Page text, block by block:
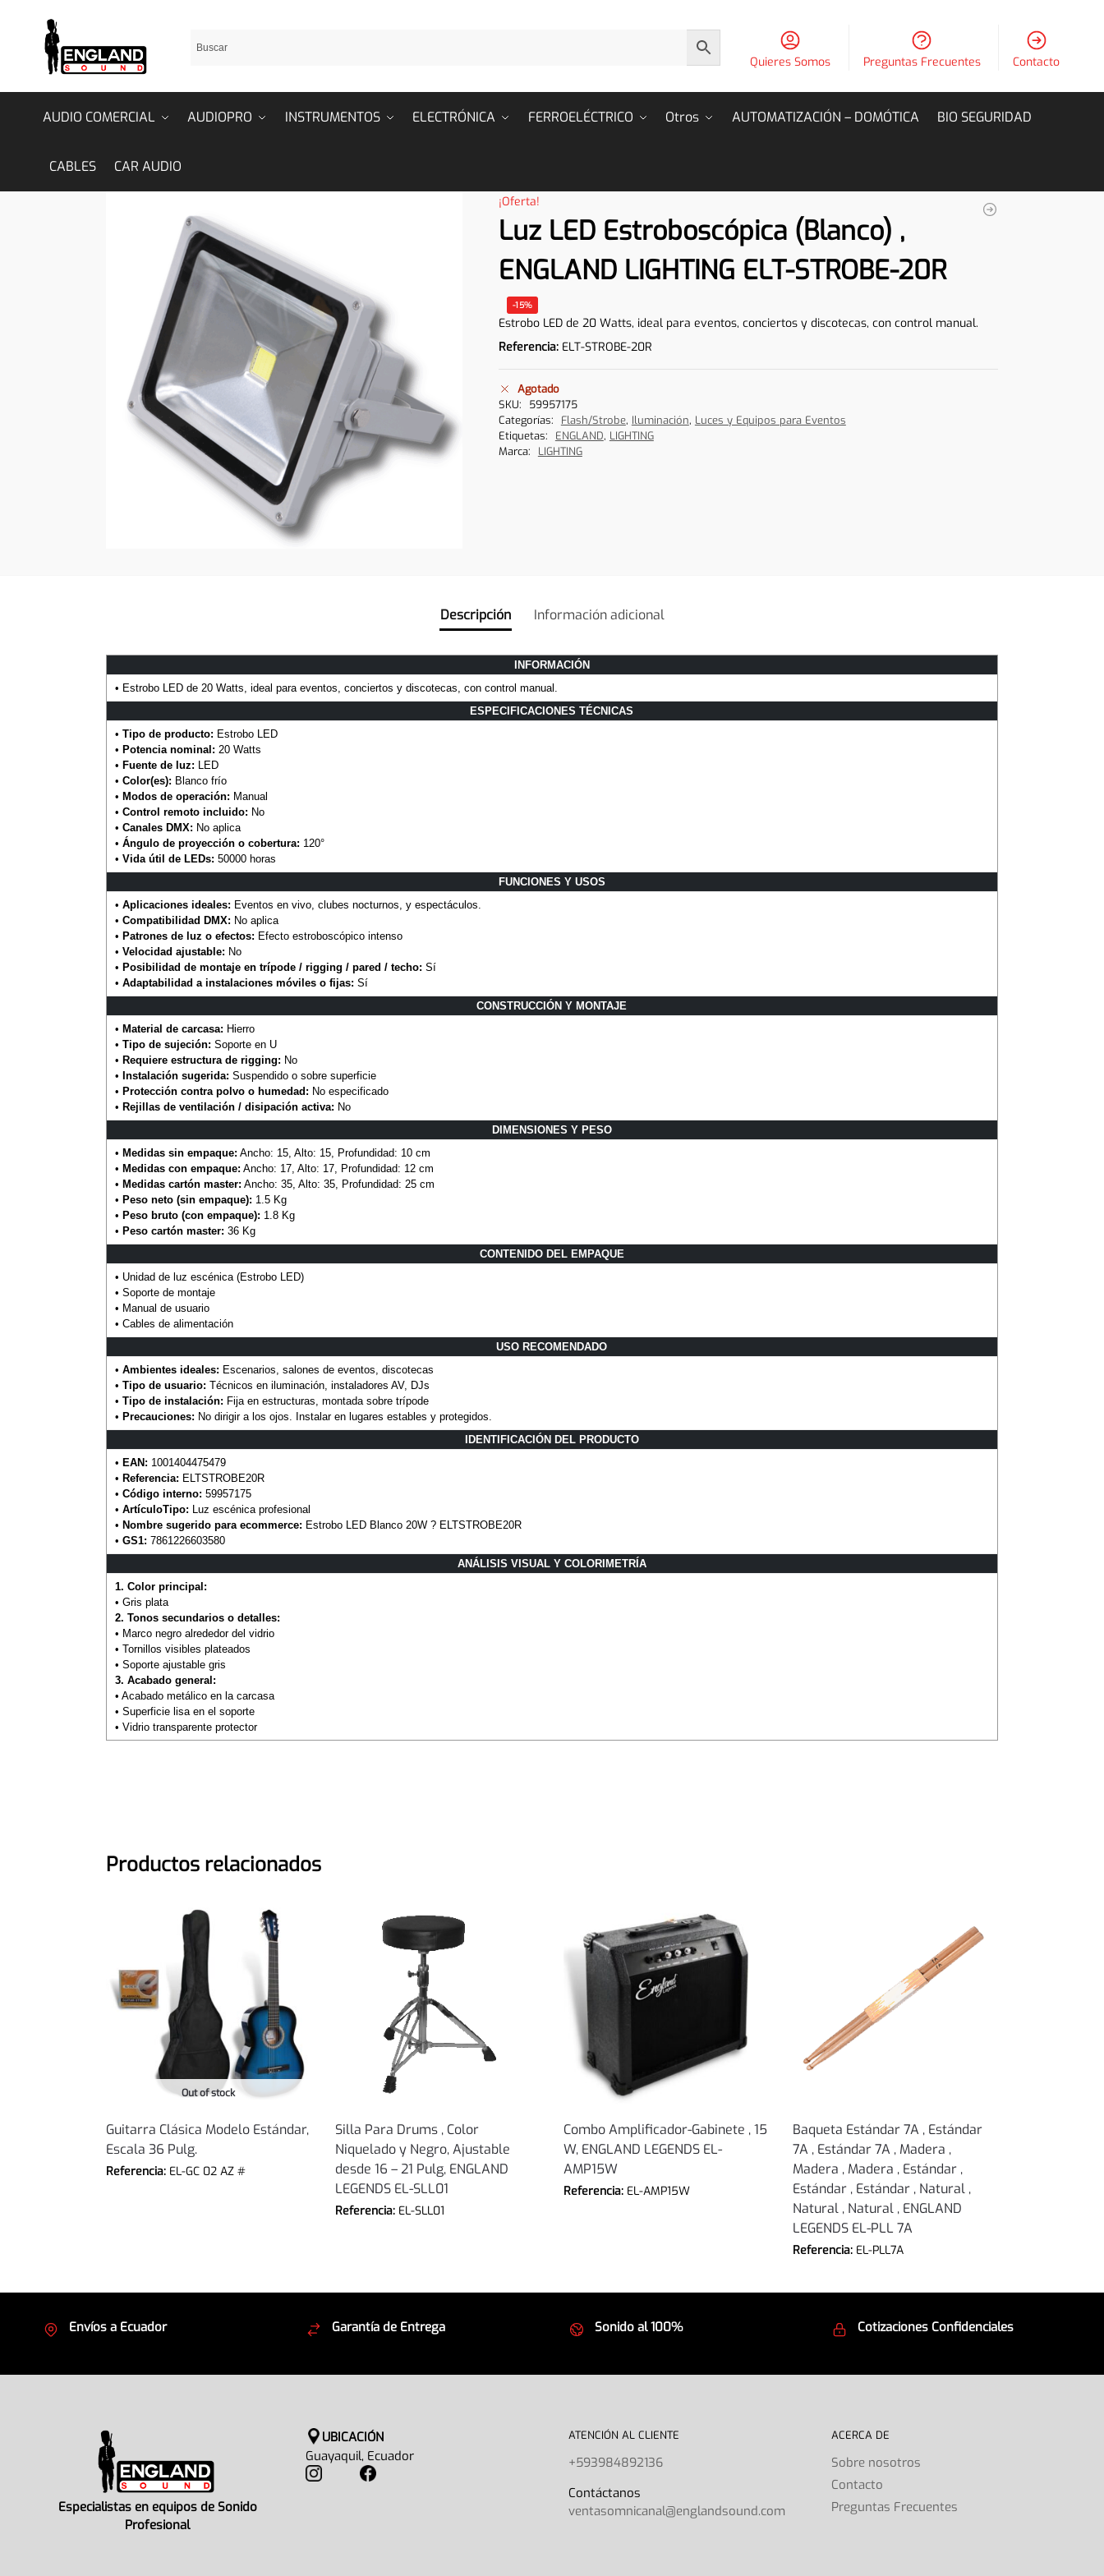
Quieres Somos Preguntas Frecuentes Contacto
AUDIO COMERCIAL AUDIOPRO INSTRUMENTOS ELECTRÓNICA FERROELÉCTRICO Otros AUTOMATIZACIÓN – DOMÓTICA BIO SEGURIDAD
CABLES CAR AUDIO
¡Oferta!
Luz LED Estroboscópica (Blanco) ,
ENGLAND LIGHTING ELT-STROBE-20R
-15%
Estrobo LED de 20 Watts, ideal para eventos, conciertos y discotecas, con control manual.
Referencia: ELT-STROBE-20R
Agotado
SKU:
59957175
Categorías:
Flash/Strobe, Iluminación, Luces y Equipos para Eventos
Etiquetas:
ENGLAND, LIGHTING
Marca:
LIGHTING
Descripción Información adicional
INFORMACIÓN
• Estrobo LED de 20 Watts, ideal para eventos, conciertos y discotecas, con control manual.
ESPECIFICACIONES TÉCNICAS
• Tipo de producto: Estrobo LED
• Potencia nominal: 20 Watts
• Fuente de luz: LED
• Color(es): Blanco frío
• Modos de operación: Manual
• Control remoto incluido: No
• Canales DMX: No aplica
• Ángulo de proyección o cobertura: 120°
• Vida útil de LEDs: 50000 horas
FUNCIONES Y USOS
• Aplicaciones ideales: Eventos en vivo, clubes nocturnos, y espectáculos.
• Compatibilidad DMX: No aplica
• Patrones de luz o efectos: Efecto estroboscópico intenso
• Velocidad ajustable: No
• Posibilidad de montaje en trípode / rigging / pared / techo: Sí
• Adaptabilidad a instalaciones móviles o fijas: Sí
CONSTRUCCIÓN Y MONTAJE
• Material de carcasa: Hierro
• Tipo de sujeción: Soporte en U
• Requiere estructura de rigging: No
• Instalación sugerida: Suspendido o sobre superficie
• Protección contra polvo o humedad: No especificado
• Rejillas de ventilación / disipación activa: No
DIMENSIONES Y PESO
• Medidas sin empaque: Ancho: 15, Alto: 15, Profundidad: 10 cm
• Medidas con empaque: Ancho: 17, Alto: 17, Profundidad: 12 cm
• Medidas cartón master: Ancho: 35, Alto: 35, Profundidad: 25 cm
• Peso neto (sin empaque): 1.5 Kg
• Peso bruto (con empaque): 1.8 Kg
• Peso cartón master: 36 Kg
CONTENIDO DEL EMPAQUE
• Unidad de luz escénica (Estrobo LED)
• Soporte de montaje
• Manual de usuario
• Cables de alimentación
USO RECOMENDADO
• Ambientes ideales: Escenarios, salones de eventos, discotecas
• Tipo de usuario: Técnicos en iluminación, instaladores AV, DJs
• Tipo de instalación: Fija en estructuras, montada sobre trípode
• Precauciones: No dirigir a los ojos. Instalar en lugares estables y protegidos.
IDENTIFICACIÓN DEL PRODUCTO
• EAN: 1001404475479
• Referencia: ELTSTROBE20R
• Código interno: 59957175
• ArtículoTipo: Luz escénica profesional
• Nombre sugerido para ecommerce: Estrobo LED Blanco 20W ? ELTSTROBE20R
• GS1: 7861226603580
ANÁLISIS VISUAL Y COLORIMETRÍA
1. Color principal:
• Gris plata
2. Tonos secundarios o detalles:
• Marco negro alrededor del vidrio
• Tornillos visibles plateados
• Soporte ajustable gris
3. Acabado general:
• Acabado metálico en la carcasa
• Superficie lisa en el soporte
• Vidrio transparente protector
Productos relacionados
Out of stock
Guitarra Clásica Modelo Estándar,
Escala 36 Pulg.
Referencia: EL-GC 02 AZ #
Silla Para Drums , Color
Niquelado y Negro, Ajustable
desde 16 – 21 Pulg, ENGLAND
LEGENDS EL-SLL01
Referencia: EL-SLL01
Combo Amplificador-Gabinete , 15
W, ENGLAND LEGENDS EL-
AMP15W
Referencia: EL-AMP15W
Baqueta Estándar 7A , Estándar
7A , Estándar 7A , Madera ,
Madera , Madera , Estándar ,
Estándar , Estándar , Natural ,
Natural , Natural , ENGLAND
LEGENDS EL-PLL 7A
Referencia: EL-PLL7A
Envíos a Ecuador Garantía de Entrega Sonido al 100% Cotizaciones Confidenciales
Especialistas en equipos de Sonido
Profesional
UBICACIÓN
Guayaquil, Ecuador
ATENCIÓN AL CLIENTE
+593984892136
Contáctanos
ventasomnicanal@englandsound.com
ACERCA DE
Sobre nosotros
Contacto
Preguntas Frecuentes